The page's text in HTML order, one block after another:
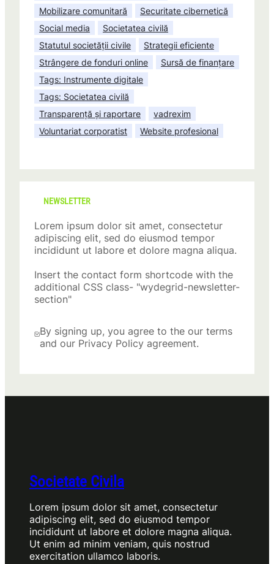
Mobilizare comunitară
Securitate cibernetică
Social media
Societatea civilă
Statutul societății civile
Strategii eficiente
Strângere de fonduri online
Sursă de finanțare
Tags: Instrumente digitale
Tags: Societatea civilă
Transparență și raportare
vadrexim
Voluntariat corporatist
Website profesional
NEWSLETTER
Lorem ipsum dolor sit amet, consectetur
adipiscing elit, sed do eiusmod tempor
incididunt ut labore et dolore magna aliqua.
Insert the contact form shortcode with the
additional CSS class- "wydegrid-newsletter-
section"
By signing up, you agree to the our terms
and our Privacy Policy agreement.
Societate Civila
Lorem ipsum dolor sit amet, consectetur
adipiscing elit, sed do eiusmod tempor
incididunt ut labore et dolore magna aliqua.
Ut enim ad minim veniam, quis nostrud
exercitation ullamco laboris.